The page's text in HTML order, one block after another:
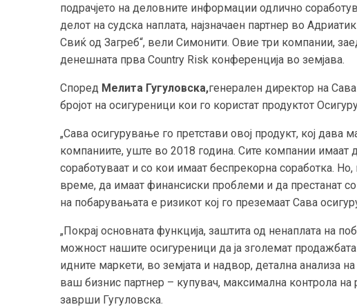
подрачјето на деловните информации одлично
делот на судска наплата, најзначаен партнер во
Свиќ од Загреб“, вели Симонити. Овие три компании,
денешната прва Country Risk конференција во земјава.
Според Мелита Гугуловска,генерален директор на
бројот на осигуреници кои го користат продуктот
„Сава осигурување го претстави овој продукт, кој дава
компаниите, уште во 2018 година. Сите компании имаат
соработуваат и со кои имаат беспрекорна соработка.
време, да имаат финансиски проблеми и да престанат
на побарувањата е ризикот кој го преземаат Сава
„Покрај основната функција, заштита од ненаплата на
можност нашите осигуреници да ја зголемат
идните маркети, во земјата и надвор, детална анализа
ваш бизнис партнер – купувач, максимална контрола
заврши Гугуловска.